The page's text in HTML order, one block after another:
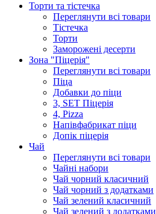
Торти та тістечка
Переглянути всі товари
Тістечка
Торти
Заморожені десерти
Зона "Піцерія"
Переглянути всі товари
Піца
Добавки до піци
3, SET Піцерія
4, Pizza
Напівфабрикат піци
Допік піцерія
Чай
Переглянути всі товари
Чайні набори
Чай чорний класичний
Чай чорний з додатками
Чай зелений класичний
Чай зелений з додатками